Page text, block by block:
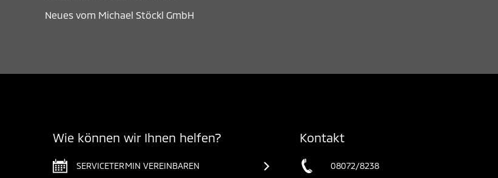
Neues vom Michael Stöckl GmbH
Wie können wir Ihnen helfen?
SERVICETERMIN VEREINBAREN
Kontakt
08072/8238